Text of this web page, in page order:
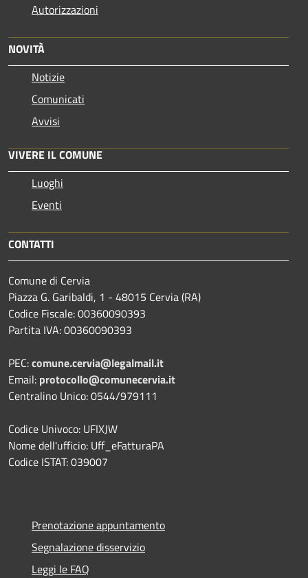
Autorizzazioni
NOVITÀ
Notizie
Comunicati
Avvisi
VIVERE IL COMUNE
Luoghi
Eventi
CONTATTI
Comune di Cervia
Piazza G. Garibaldi, 1 - 48015 Cervia (RA)
Codice Fiscale: 00360090393
Partita IVA: 00360090393
PEC:comune.cervia@legalmail.it
Email: protocollo@comunecervia.it
Centralino Unico: 0544/979111
Codice Univoco: UFIXJW
Nome dell'ufficio: Uff_eFatturaPA
Codice ISTAT: 039007
Prenotazione appuntamento
Segnalazione disservizio
Leggi le FAQ